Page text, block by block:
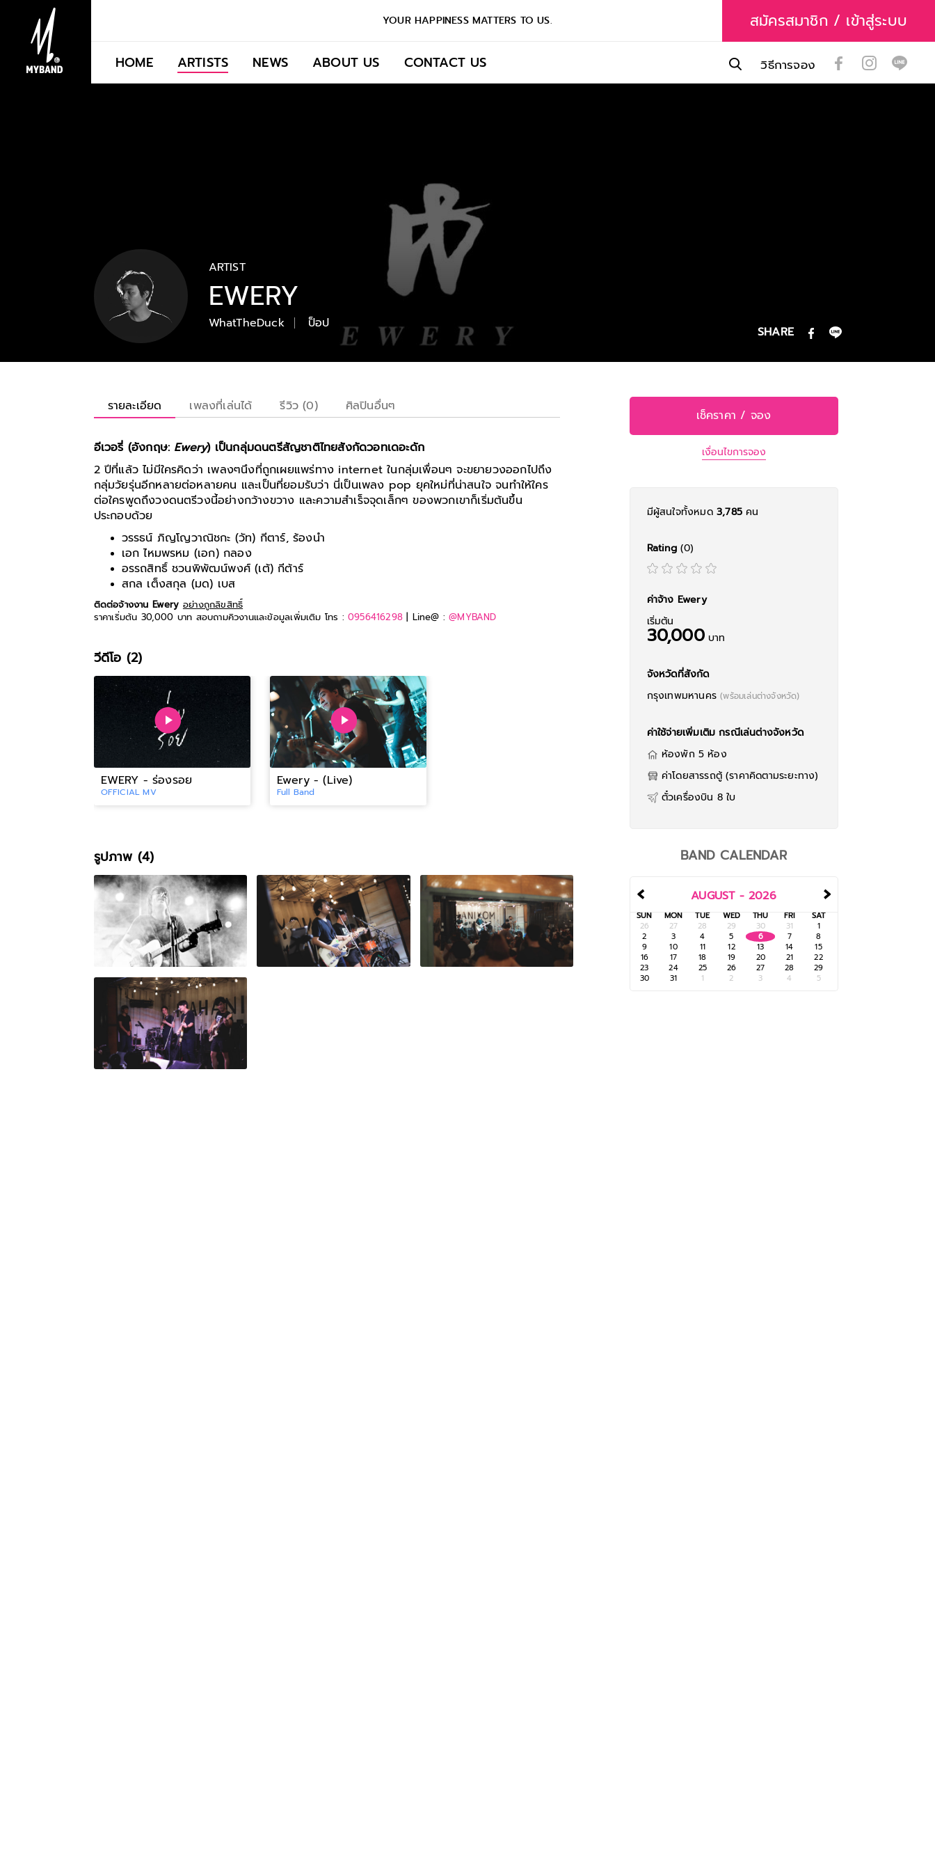
YOUR HAPPINESS MATTERS TO US. สมัครสมาชิก / เข้าสู่ระบบ
HOME ARTISTS NEWS ABOUT US CONTACT US วิธีการจอง
ARTIST
EWERY
WhatTheDuck ป็อป
SHARE
รายละเอียด เพลงที่เล่นได้ รีวิว (0) ศิลปินอื่นๆ
อีเวอรี่ (อังกฤษ: Ewery) เป็นกลุ่มดนตรีสัญชาติไทยสังกัดวอทเดอะดัก
2 ปีที่แล้ว ไม่มีใครคิดว่า เพลงๆนึงที่ถูกเผยแพร่ทาง internet ในกลุ่มเพื่อนๆ จะขยายวงออกไปถึง
กลุ่มวัยรุ่นอีกหลายต่อหลายคน และเป็นที่ยอมรับว่า นี่เป็นเพลง pop ยุคใหม่ที่น่าสนใจ จนทำให้ใคร
ต่อใครพูดถึงวงดนตรีวงนี้อย่างกว้างขวาง และความสำเร็จจุดเล็กๆ ของพวกเขาก็เริ่มต้นขึ้น
ประกอบด้วย
วรรธน์ ภิญโญวาณิชกะ (วัท) กีตาร์, ร้องนำ
เอก ไหมพรหม (เอก) กลอง
อรรถสิทธิ์ ชวนพิพัฒน์พงศ์ (เต้) กีต้าร์
สกล เต็งสกุล (มด) เบส
ติดต่อจ้างงาน Ewery อย่างถูกลิขสิทธิ์
ราคาเริ่มต้น 30,000 บาท สอบถามคิวงานและข้อมูลเพิ่มเติม โทร : 0956416298| Line@ :@MYBAND
วีดีโอ (2)
EWERY - ร่องรอย
OFFICIAL MV
Ewery - (Live)
Full Band
รูปภาพ (4)
เช็คราคา / จอง
เงื่อนไขการจอง
มีผู้สนใจทั้งหมด 3,785คน
Rating(0)
ค่าจ้าง Ewery
เริ่มต้น
30,000บาท
จังหวัดที่สังกัด
กรุงเทพมหานคร(พร้อมเล่นต่างจังหวัด)
ค่าใช้จ่ายเพิ่มเติม กรณีเล่นต่างจังหวัด
ห้องพัก 5 ห้อง
ค่าโดยสารรถตู้ (ราคาคิดตามระยะทาง)
ตั๋วเครื่องบิน 8 ใบ
BAND CALENDAR
‹ ›
AUGUST - 2026
SUN MON TUE WED THU FRI
SAT
26
27 28 29 30 31
1
2
3 4 5 6 7
8
9
10 11 12 13 14
15
16
17 18 19 20 21
22
23
24 25 26 27 28
29
30
31 1 2 3 4 5